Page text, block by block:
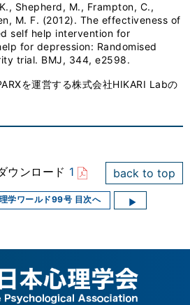
Shepherd, M., Frampton, C.,
M. F. (2012). The effectiveness of
self help intervention for
for depression: Randomised
trial. BMJ, 344, e2598.
を運営する株式会社HIKARI Labの
ウンロード 1 back to top
学ワールド99号 目次へ